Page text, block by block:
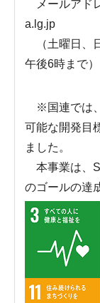
メールアド
a.lg.jp
（土曜日、
午後6時まで）
※国連では、
可能な開発目
ました。
本事業は、
のゴールの達